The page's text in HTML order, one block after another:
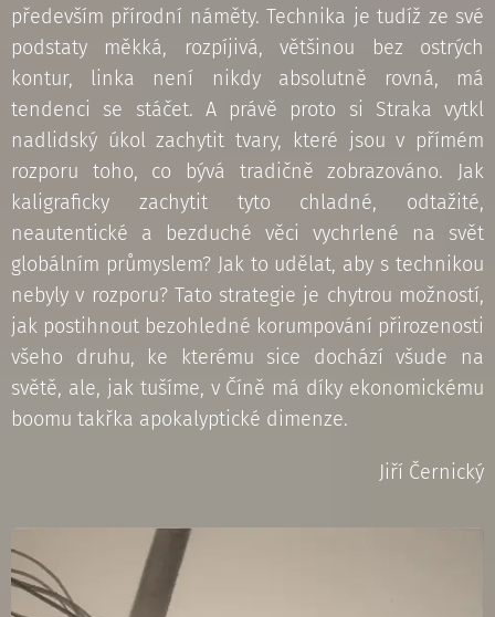
především přírodní náměty. Technika je tudíž ze své
podstaty měkká, rozpíjivá, většinou bez ostrých
kontur, linka není nikdy absolutně rovná, má
tendenci se stáčet. A právě proto si Straka vytkl
nadlidský úkol zachytit tvary, které jsou v přímém
rozporu toho, co bývá tradičně zobrazováno. Jak
kaligraficky zachytit tyto chladné, odtažité,
neautentické a bezduché věci vychrlené na svět
globálním průmyslem? Jak to udělat, aby s technikou
nebyly v rozporu? Tato strategie je chytrou možností,
jak postihnout bezohledné korumpování přirozenosti
všeho druhu, ke kterému sice dochází všude na
světě, ale, jak tušíme, v Číně má díky ekonomickému
boomu takřka apokalyptické dimenze.
Jiří Černický